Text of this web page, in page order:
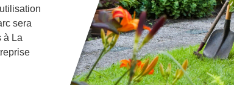
sera
à La